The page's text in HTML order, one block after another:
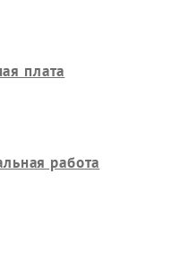
плата
работа